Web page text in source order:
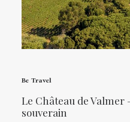
Be Travel
Le Château de Valmer
souverain